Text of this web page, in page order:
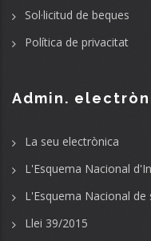
Sol·licitud de beques
Política de privacitat
Admin.
La seu electrònica
L'Esquema Nacional
L'Esquema Nacional de
Llei 39/2015